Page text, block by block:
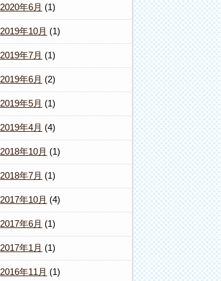
2020年6月 (1)
2019年10月 (1)
2019年7月 (1)
2019年6月 (2)
2019年5月 (1)
2019年4月 (4)
2018年10月 (1)
2018年7月 (1)
2017年10月 (4)
2017年6月 (1)
2017年1月 (1)
2016年11月 (1)